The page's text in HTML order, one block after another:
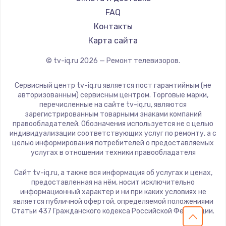
Замена видеокарты
1600 руб.
Заказать
880 руб.
Заказать
Замена видеочипа
2745 руб.
Замена северного моста
2600 руб.
Hiper
Grundig
HITACHI
Yandex
National
iFFALCON
Tuvio
Nord
BenQ
FAQ
Контакты
Карта сайта
© tv-iq.ru 2026 — Ремонт телевизоров.
Сервисный центр tv-iq.ru является пост гарантийным (не
авторизованным) сервисным центром. Торговые марки,
перечисленные на сайте tv-iq.ru, являются
зарегистрированным товарными знаками компаний
правообладателей. Обозначения используется не с целью
индивидуализации соответствующих услуг по ремонту, а с
целью информирования потребителей о предоставляемых
услугах в отношении техники правообладателя
Сайт tv-iq.ru, а также вся информация об услугах и ценах,
предоставленная на нём, носит исключительно
информационный характер и ни при каких условиях не
является публичной офертой, определяемой положениями
Статьи 437 Гражданского кодекса Российской Федерации.